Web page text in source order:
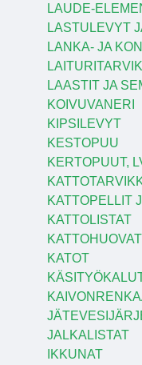
LAUDE-
LASTULEVYT
LANKA- JA
LAASTIT JA
KOIVUVANERI
KIPSILEVYT
KESTOPUU
KERTOPUUT,
KATTOPELLIT
KATTOLISTAT
KATOT
JALKALISTAT
IKKUNAT